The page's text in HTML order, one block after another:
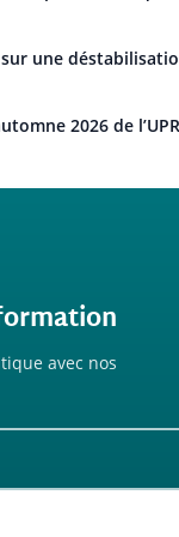
une
2026 de
avec nos